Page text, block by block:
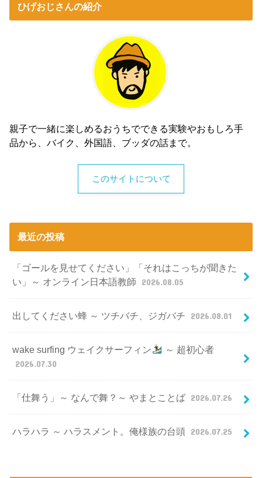
ひげおじさんの紹介
親子で一緒に楽しめるおうちでできる実験やおもしろ手
品から、バイク、外国語、ブッダの話まで。
このサイトについて
最近の投稿
「ゴールを見せてください」「それはこっちが聞きた
い」～ オンライン日本語教師
2026.08.05
出してください蜂 ～ ツチバチ、ジガバチ 2026.08.01
wake surfing ウェイクサーフィン
～ 超初心者
2026.07.30
「仕舞う」～ なんで舞？～ やまとことば 2026.07.26
ハラハラ ～ ハラスメント。俺様族の台頭 2026.07.25